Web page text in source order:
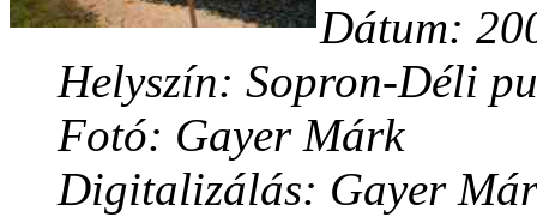
Dátum:
Helyszín: Sopron-Déli
Fotó: Gayer Márk
Digitalizálás: Gayer